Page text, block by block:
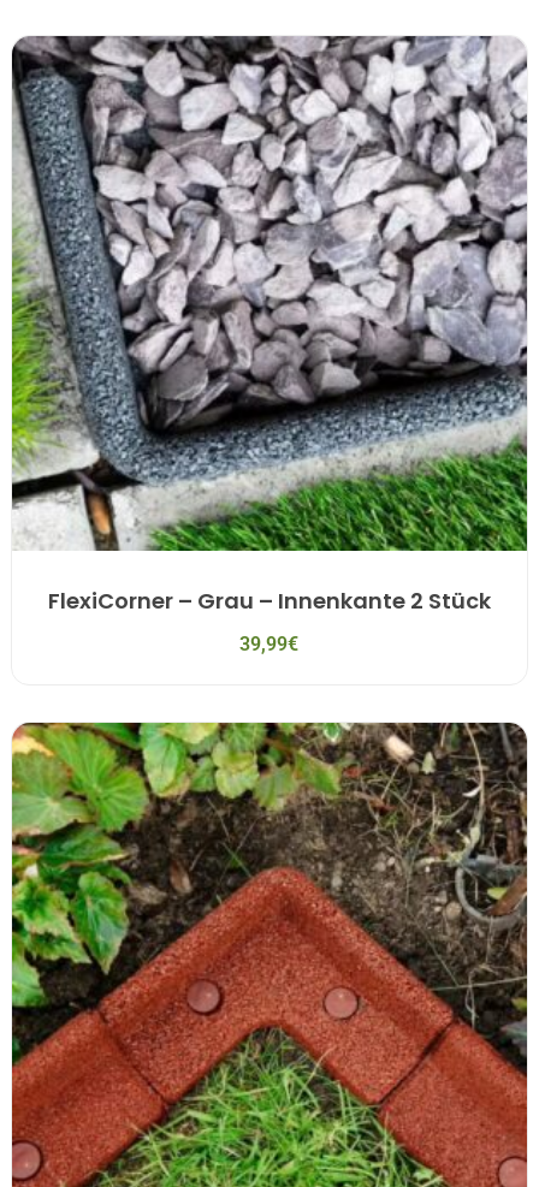
FlexiCorner – Grau – Innenkante 2 Stück
39,99€